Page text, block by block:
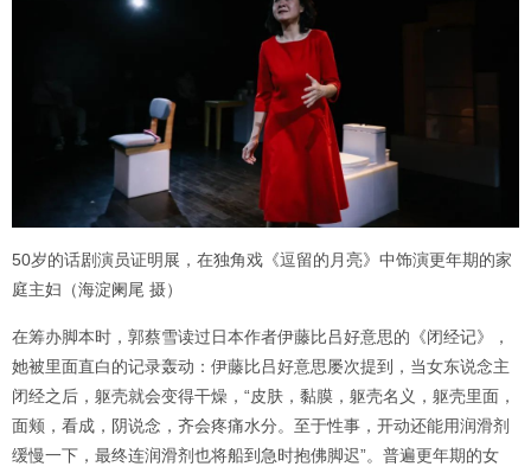
50岁的话剧演员证明展，在独角戏《逗留的月亮》中饰演更年期的家
庭主妇（海淀阑尾 摄）
在筹办脚本时，郭蔡雪读过日本作者伊藤比吕好意思的《闭经记》，
她被里面直白的记录轰动：伊藤比吕好意思屡次提到，当女东说念主
闭经之后，躯壳就会变得干燥，“皮肤，黏膜，躯壳名义，躯壳里面，
面颊，看成，阴说念，齐会疼痛水分。至于性事，开动还能用润滑剂
缓慢一下，最终连润滑剂也将船到急时抱佛脚迟”。普遍更年期的女